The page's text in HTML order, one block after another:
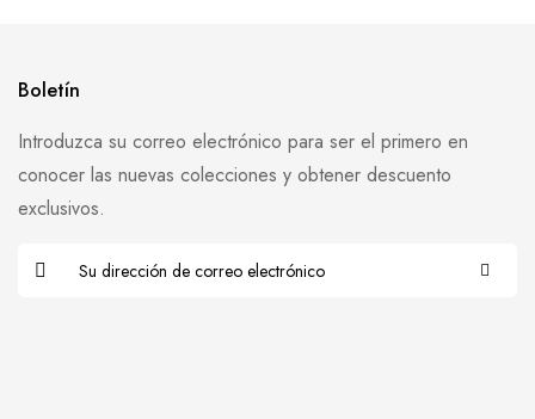
Boletín
Introduzca su correo electrónico para ser el primero en
conocer las nuevas colecciones y obtener descuento
exclusivos.